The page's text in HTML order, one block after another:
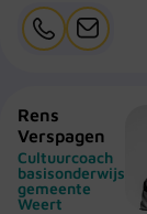
Rens
Verspagen
Cultuurcoach
basisonderwijs
gemeente
Weert